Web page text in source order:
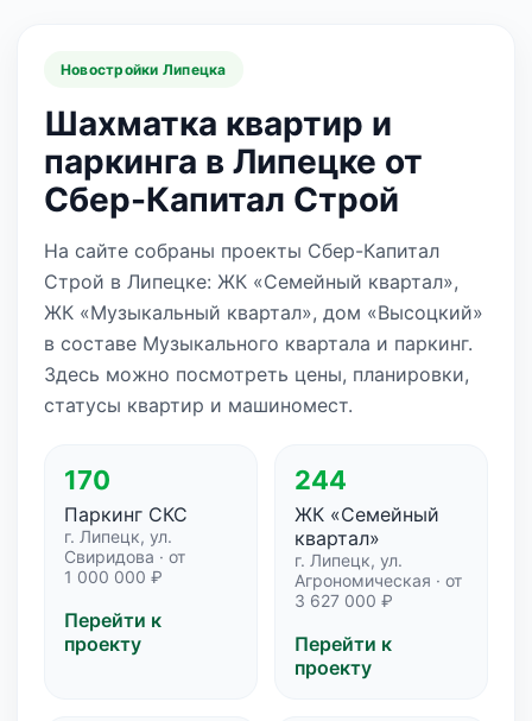
Новостройки Липецка
Шахматка квартир и
паркинга в Липецке от
Сбер-Капитал Строй
На сайте собраны проекты Сбер-Капитал
Строй в Липецке: ЖК «Семейный квартал»,
ЖК «Музыкальный квартал», дом «Высоцкий»
в составе Музыкального квартала и паркинг.
Здесь можно посмотреть цены, планировки,
статусы квартир и машиномест.
170
Паркинг СКС
г. Липецк, ул.
Свиридова · от
1 000 000 ₽
Перейти к
проекту
244
ЖК «Семейный
квартал»
г. Липецк, ул.
Агрономическая · от
3 627 000 ₽
Перейти к
проекту